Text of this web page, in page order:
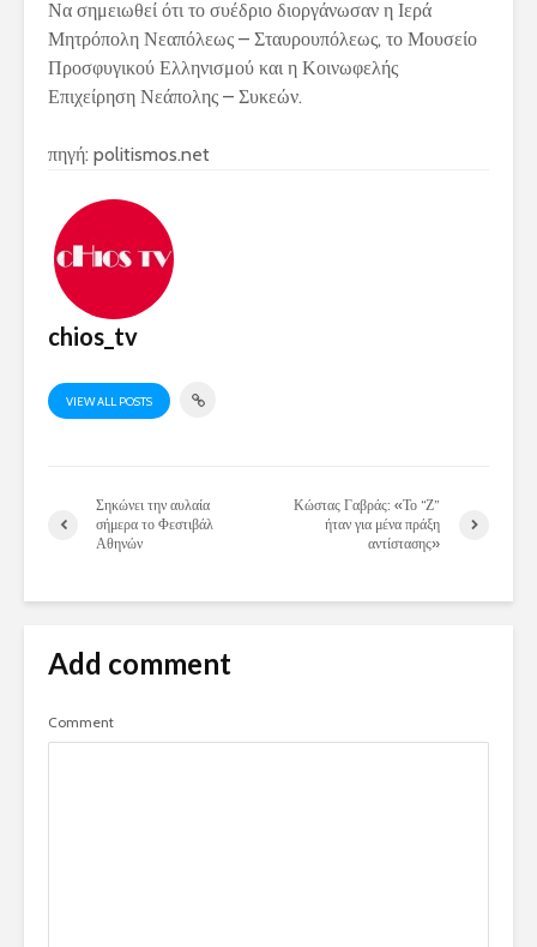
Να σημειωθεί ότι το συέδριο διοργάνωσαν η Ιερά
Μητρόπολη Νεαπόλεως – Σταυρουπόλεως, το Μουσείο
Προσφυγικού Ελληνισμού και η Κοινωφελής
Επιχείρηση Νεάπολης – Συκεών.
πηγή: politismos.net
chios_tv
VIEW ALL POSTS
Σηκώνει την αυλαία
σήμερα το Φεστιβάλ
Αθηνών
Κώστας Γαβράς: «Το “Ζ”
ήταν για μένα πράξη
αντίστασης»
Add comment
Comment